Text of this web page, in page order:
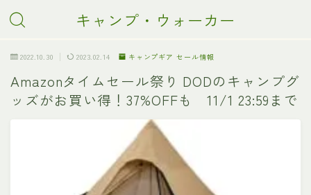
キャンプ・ウォーカー
2022.10.30 2023.02.14 キャンプギア セール情報
Amazonタイムセール祭り DODのキャンプグ
ッズがお買い得！37%OFFも 11/1 23:59まで